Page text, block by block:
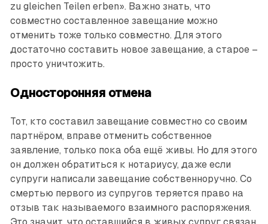
zu gleichen Teilen erben». Важно знать, что
совместно составленное завещание можно
отменить тоже только совместно. Для этого
достаточно составить новое завещание, а старое –
просто уничтожить.
Односторонняя отмена
Тот, кто составил завещание совместно со своим
партнёром, вправе отменить собственное
заявление, только пока оба ещё живы. Но для этого
он должен обратиться к нотариусу, даже если
супруги написали завещание собственноручно. Со
смертью первого из супругов теряется право на
отзыв так называемого взаимного распоряжения.